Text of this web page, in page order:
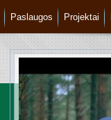
Paslaugos Projektai